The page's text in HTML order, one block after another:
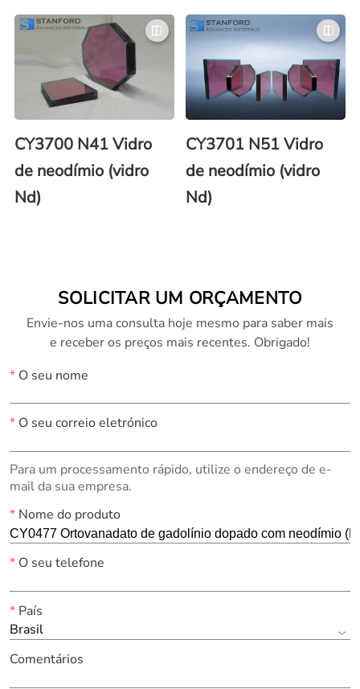
neodímio Nd:YAP
(Nd3+: YAlO3)
CY3700 N41 Vidro
de neodímio (vidro
Nd)
CY3701 N51 Vidro
de neodímio (vidro
Nd)
SOLICITAR UM ORÇAMENTO
Envie-nos uma consulta hoje mesmo para saber mais
e receber os preços mais recentes. Obrigado!
*O seu nome
*O seu correio eletrónico
Para um processamento rápido, utilize o endereço de e-
mail da sua empresa.
*Nome do produto
*O seu telefone
*País
Brasil
Comentários